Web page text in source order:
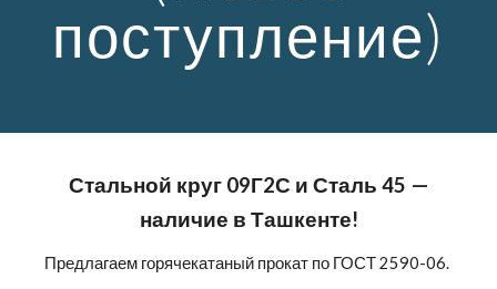
поступление)
Стальной круг 09Г2С и Сталь 45 —
наличие в Ташкенте!
Предлагаем горячекатаный прокат по ГОСТ 2590-06.